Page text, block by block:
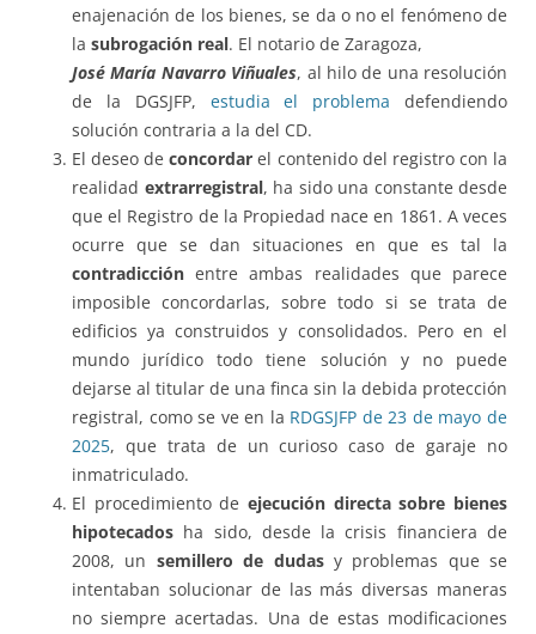
enajenación de los bienes, se da o no el fenómeno de
la subrogación real. El notario de Zaragoza,
José María Navarro Viñuales, al hilo de una resolución
de la DGSJFP, estudia el problema defendiendo
solución contraria a la del CD.
El deseo deconcordar el contenido del registro con la
realidad extrarregistral, ha sido una constante desde
que el Registro de la Propiedad nace en 1861. A veces
ocurre que se dan situaciones en que es tal la
contradicción entre ambas realidades que parece
imposible concordarlas, sobre todo si se trata de
edificios ya construidos y consolidados. Pero en el
mundo jurídico todo tiene solución y no puede
dejarse al titular de una finca sin la debida protección
registral, como se ve en la RDGSJFP de 23 de mayo de
2025, que trata de un curioso caso de garaje no
inmatriculado.
El procedimiento de ejecución directa sobre bienes
hipotecados ha sido, desde la crisis financiera de
2008, un semillero de dudasy problemas que se
intentaban solucionar de las más diversas maneras
no siempre acertadas. Una de estas modificaciones